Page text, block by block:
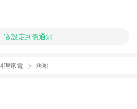
設定到價通知
理家電 烤箱